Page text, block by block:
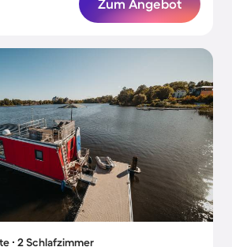
Zum Angebot
∙ 2 Schlafzimmer